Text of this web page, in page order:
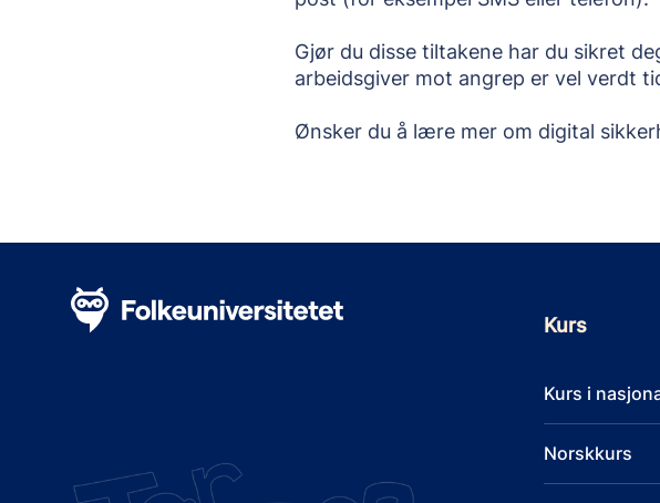
Gjør du disse tiltakene har du sikret
arbeidsgiver mot angrep er vel verdt
Ønsker du å lære mer om digital
Kurs
Kurs i
Norskkurs